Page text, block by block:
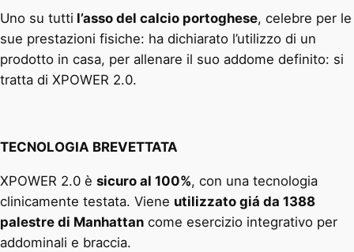
Uno su tutti l’asso del calcio portoghese, celebre per le
sue prestazioni fisiche: ha dichiarato l’utilizzo di un
prodotto in casa, per allenare il suo addome definito: si
tratta di XPOWER 2.0.
TECNOLOGIA BREVETTATA
XPOWER 2.0 è sicuro al 100%, con una tecnologia
clinicamente testata. Viene utilizzato giá da 1388
palestre di Manhattan come esercizio integrativo per
addominali e braccia.